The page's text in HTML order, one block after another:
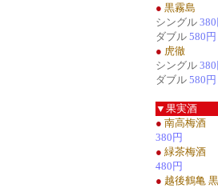
● 黒霧島
シングル
ダブル 580円
● 虎徹
シングル
ダブル 580円
▼果実酒
● 南高梅酒
380円
● 緑茶梅酒
480円
● 越後鶴亀